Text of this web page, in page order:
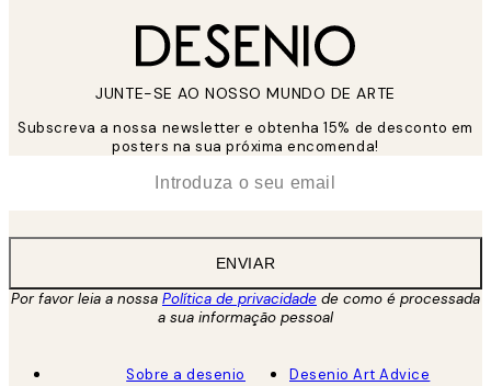
JUNTE-SE AO NOSSO MUNDO DE ARTE
Subscreva a nossa newsletter e obtenha 15% de desconto em
posters na sua próxima encomenda!
ENVIAR
Por favor leia a nossa Política de privacidade de como é processada
a sua informação pessoal
Sobre a desenio
Desenio Art Advice